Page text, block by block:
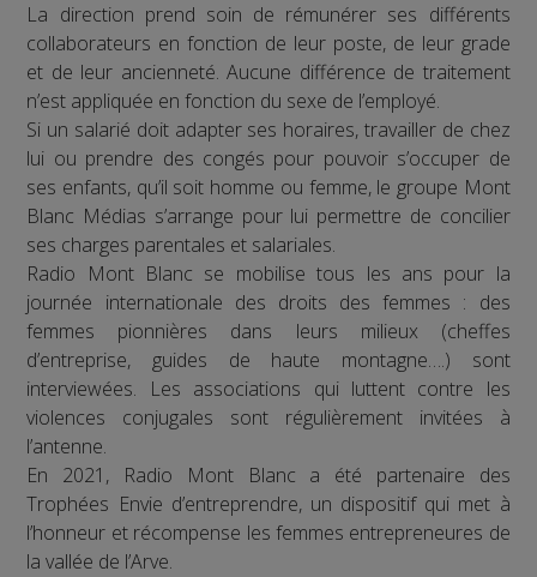
La direction prend soin de rémunérer ses différents
collaborateurs en fonction de leur poste, de leur grade
et de leur ancienneté. Aucune différence de traitement
n’est appliquée en fonction du sexe de l’employé.
Si un salarié doit adapter ses horaires, travailler de chez
lui ou prendre des congés pour pouvoir s’occuper de
ses enfants, qu’il soit homme ou femme, le groupe Mont
Blanc Médias s’arrange pour lui permettre de concilier
ses charges parentales et salariales.
Radio Mont Blanc se mobilise tous les ans pour la
journée internationale des droits des femmes : des
femmes pionnières dans leurs milieux (cheffes
d’entreprise, guides de haute montagne….) sont
interviewées. Les associations qui luttent contre les
violences conjugales sont régulièrement invitées à
l’antenne.
En 2021, Radio Mont Blanc a été partenaire des
Trophées Envie d’entreprendre, un dispositif qui met à
l’honneur et récompense les femmes entrepreneures de
la vallée de l’Arve.